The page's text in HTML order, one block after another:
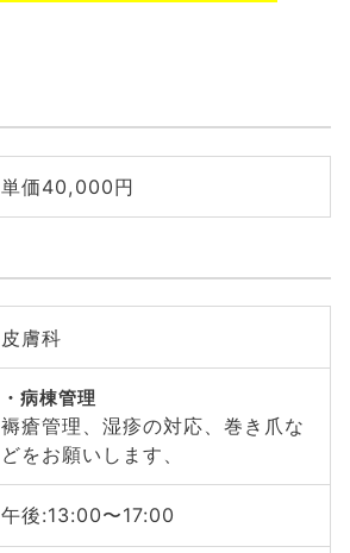
単価40,000円
皮膚科
病棟管理
褥瘡管理、湿疹の対応、巻き爪な
どをお願いします、
午後:13:00〜17:00